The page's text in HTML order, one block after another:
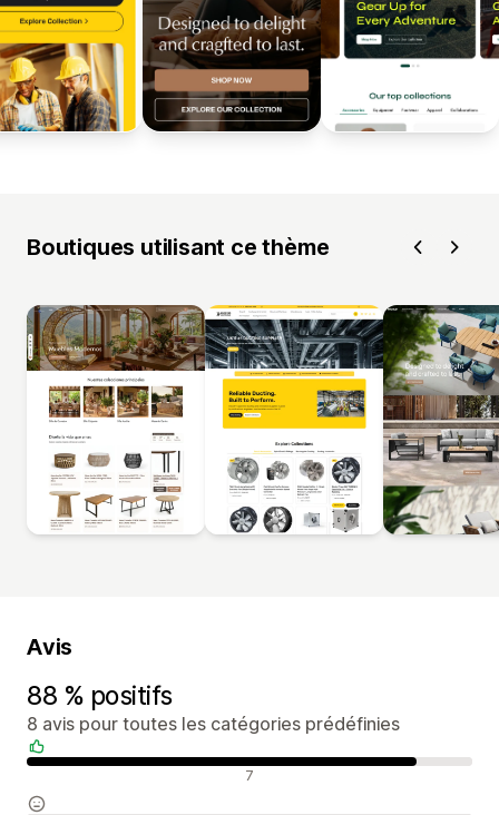
Boutiques utilisant ce thème
Avis
88 % positifs
8 avis pour toutes les catégories prédéfinies
Avis positifs 7